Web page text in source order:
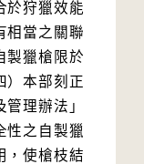
於狩獵效能
相當之關聯
製獵槍限於
）本部刻正
理辦法」
性之自製獵
，使槍枝結